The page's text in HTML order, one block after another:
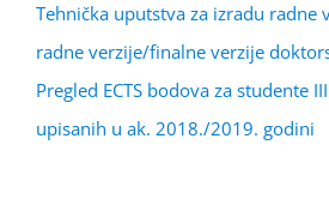
Tehnička uputstva za izradu radne
radne verzije/finalne verzije
Pregled ECTS bodova za studente
upisanih u ak. 2018./2019. godini